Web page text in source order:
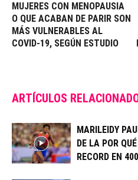
MUJERES CON MENOPAUSIA
O QUE ACABAN DE PARIR SON
MÁS VULNERABLES AL
COVID-19, SEGÚN ESTUDIO
ARTÍCULOS
MARILEIDY
DE LA POR
RECORD EN